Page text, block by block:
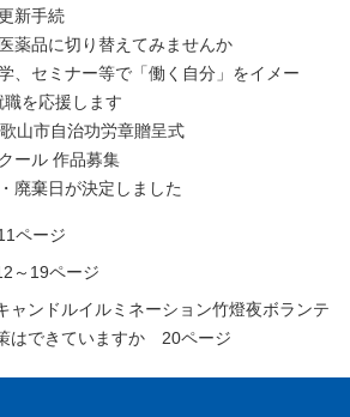
新手続
薬品に切り替えてみませんか
、セミナー等で「働く自分」をイメー
を応援します
山市自治功労章贈呈式
ール 作品募集
廃棄日が決定しました
ページ
～19ページ
ャンドルイルミネーション竹燈夜ボランテ
はできていますか 20ページ